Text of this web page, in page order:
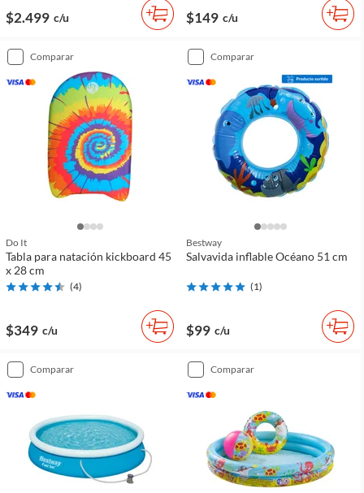
$2.499 c/u $149 c/u
comparar
Do It
Tabla para natación kickboard 45
x 28 cm
(4)
$349 c/u
comparar
Bestway
Salvavida inflable Océano 51 cm
(1)
$99 c/u
comparar comparar